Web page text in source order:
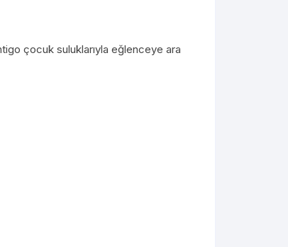
çocuk suluklarıyla eğlenceye ara